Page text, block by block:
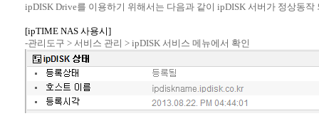
ipDISK Drive를 이용하기 위해서는 다음과 같이 ipDISK 서버가 정상동작
[ipTIME NAS 사용시]
-관리도구 > 서비스 관리 > ipDISK 서비스 메뉴에서 확인